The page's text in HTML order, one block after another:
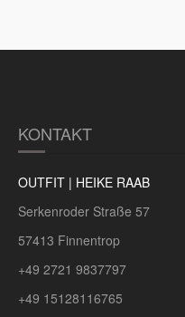
KONTAKT
OUTFIT | HEIKE RAAB
Serkenroder Straße 57
57413 Finnentrop
+49 2721 9837797
+49 15128116765